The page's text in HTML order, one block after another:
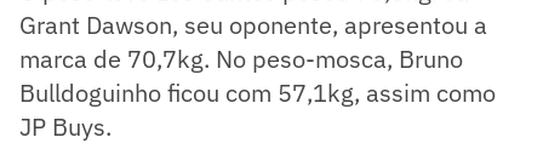
Grant Dawson, seu oponente, apresentou a
marca de 70,7kg. No peso-mosca, Bruno
Bulldoguinho ficou com 57,1kg, assim como
JP Buys.